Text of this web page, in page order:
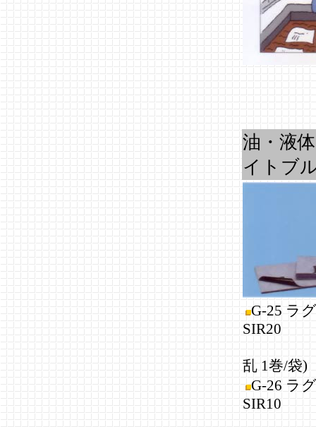
油・液
イトブ
G-25 ラ
SIR20
乱 1巻/袋)
G-26 ラ
SIR10